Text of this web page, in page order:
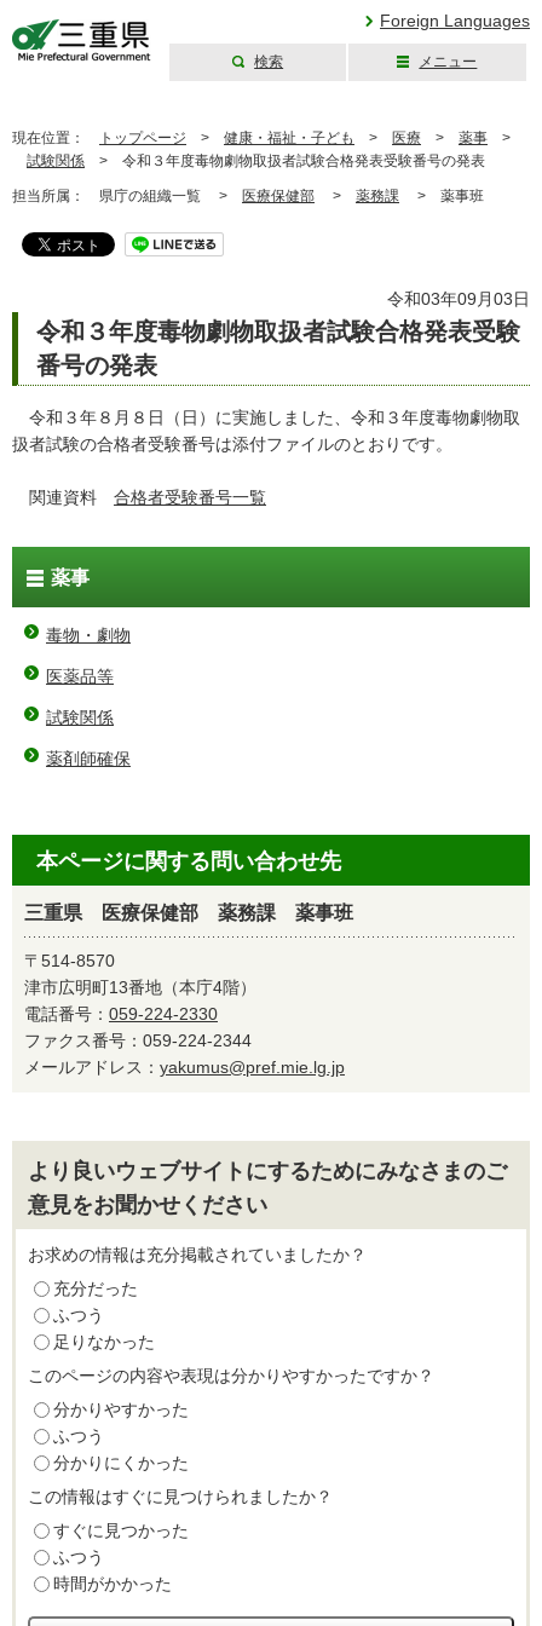
Foreign Languages
検索 メニュー
現在位置： トップページ > 健康・福祉・子ども > 医療 > 薬事 >
試験関係 > 令和３年度毒物劇物取扱者試験合格発表受験番号の発表
担当所属： 県庁の組織一覧 > 医療保健部 > 薬務課 > 薬事班
令和03年09月03日
令和３年度毒物劇物取扱者試験合格発表受験
番号の発表
令和３年８月８日（日）に実施しました、令和３年度毒物劇物取
扱者試験の合格者受験番号は添付ファイルのとおりです。
関連資料 合格者受験番号一覧
薬事
毒物・劇物
医薬品等
試験関係
薬剤師確保
本ページに関する問い合わせ先
三重県 医療保健部 薬務課 薬事班
〒514-8570
津市広明町13番地（本庁4階）
電話番号： 059-224-2330
ファクス番号：059-224-2344
メールアドレス： yakumus@pref.mie.lg.jp
より良いウェブサイトにするためにみなさまのご
意見をお聞かせください
お求めの情報は充分掲載されていましたか？
充分だった
ふつう
足りなかった
このページの内容や表現は分かりやすかったですか？
分かりやすかった
ふつう
分かりにくかった
この情報はすぐに見つけられましたか？
すぐに見つかった
ふつう
時間がかかった